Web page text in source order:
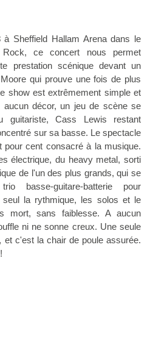
Sheffield Hallam Arena dans le
ce concert nous permet
prestation scénique devant un
qui prouve une fois de plus
show est extrêmement simple et
aucun décor, un jeu de scène se
guitariste, Cass Lewis restant
sur sa basse. Le spectacle
cent consacré à la musique.
électrique, du heavy metal, sorti
de l'un des plus grands, qui se
basse-guitare-batterie pour
la rythmique, les solos et le
mort, sans faiblesse. A aucun
ni ne sonne creux. Une seule
et c'est la chair de poule assurée.